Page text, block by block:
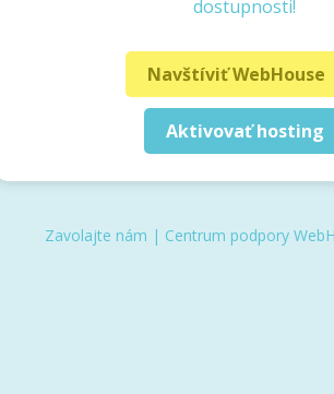
dostupnosti!
Navštíviť WebHouse
Aktivovať hosting
Zavolajte nám | Centrum podpory